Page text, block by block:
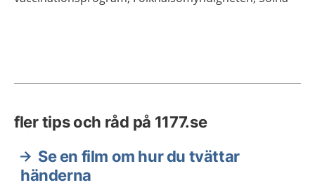
fler tips och råd på 1177.se
Se en film om hur du tvättar
händerna